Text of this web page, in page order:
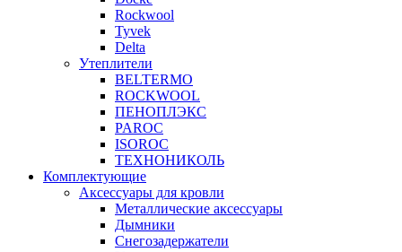
Rockwool
Tyvek
Delta
Утеплители
BELTERMO
ROCKWOOL
ПЕНОПЛЭКС
PAROC
ISOROC
ТЕХНОНИКОЛЬ
Комплектующие
Аксессуары для кровли
Металлические аксессуары
Дымники
Снегозадержатели